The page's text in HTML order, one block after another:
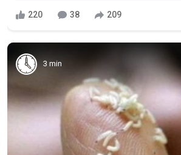
220 38 209
3 min